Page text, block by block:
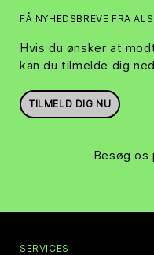
FÅ NYHEDSBREVE FRA
Hvis du ønsker at
kan du tilmelde dig
TILMELD DIG NU
Besøg os
SERVICES